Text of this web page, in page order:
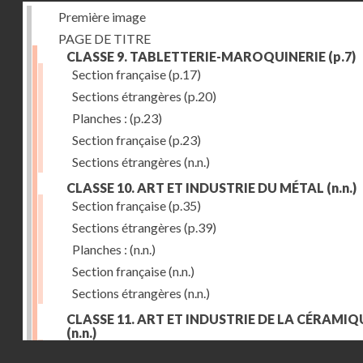
Première image
PAGE DE TITRE
CLASSE 9. TABLETTERIE-MAROQUINERIE (p.7)
Section française(p.17)
Sections étrangères (p.20)
Planches : (p.23)
Section française(p.23)
Sections étrangères (n.n.)
CLASSE 10. ART ET INDUSTRIE DU MÉTAL (n.n.)
Section française(p.35)
Sections étrangères (p.39)
Planches : (n.n.)
Section française(n.n.)
Sections étrangères (n.n.)
CLASSE 11. ART ET INDUSTRIE DE LA
(n.n.)